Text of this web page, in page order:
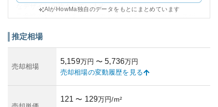
なデザインが施されています。
価値も一定以上あります。賃貸需要が強いことで知られる
なお、所有リスクについては、地価上昇や周辺の開発計
画、築年数の進度などが考慮されるべきです。この地域は
古くからの住環境と新しい開発が混在するため、資産価値
メンテナンス状況は、物件の個別の事情に依存するため、
AIがHowMa独自のデータをもとにまとめています
推定相場
売却相場
5,159万円 〜 5,736万円
売却相場の変動履歴を見る
121 〜 129万円/m²